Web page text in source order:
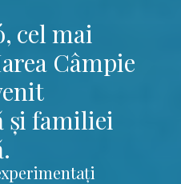
cel mai
Câmpie
și familiei